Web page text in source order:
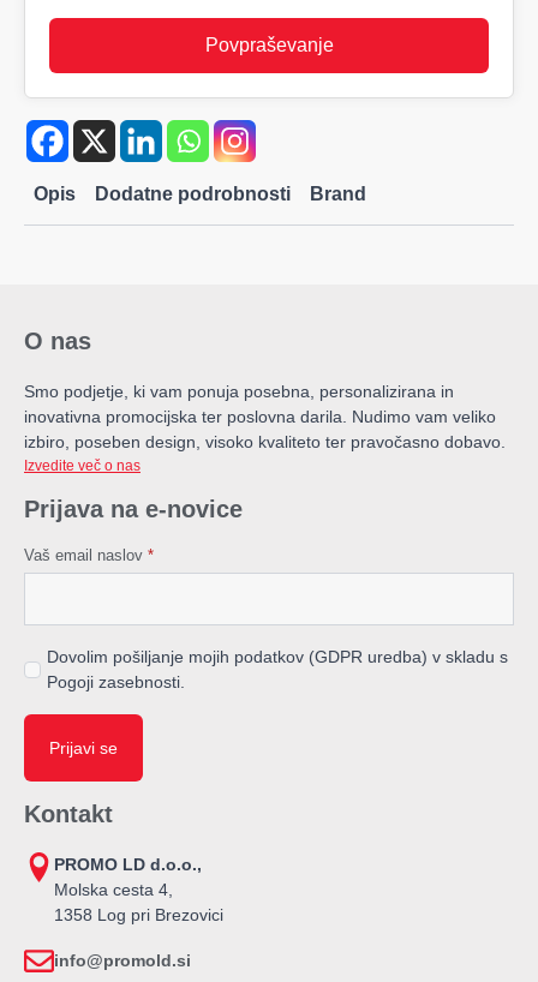
količina
Povpraševanje
Opis Dodatne podrobnosti Brand
O nas
Smo podjetje, ki vam ponuja posebna, personalizirana in
inovativna promocijska ter poslovna darila. Nudimo vam veliko
izbiro, poseben design, visoko kvaliteto ter pravočasno dobavo.
Izvedite več o nas
Prijava na e-novice
Vaš email naslov *
Dovolim pošiljanje mojih podatkov (GDPR uredba) v skladu s
Pogoji zasebnosti.
Prijavi se
Kontakt
PROMO LD d.o.o.,
Molska cesta 4,
1358 Log pri Brezovici
info@promold.si